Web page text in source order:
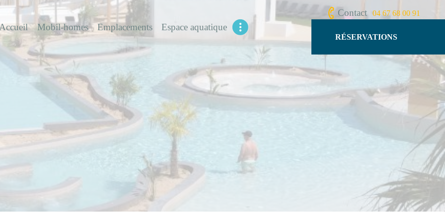
Mobil-homes Emplacements Espace aquatique
Contact 04 67 68 00 91
RÉSERVATIONS